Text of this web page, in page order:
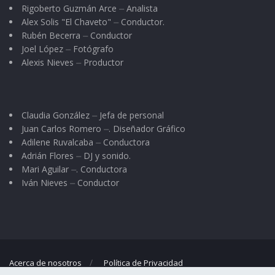
acontecimiento.
Me siento junto al portal redondo y trato de
provocar que me llegue el nombre de cómo se
sesentas. Observo la huaracherìa y zapatería La
Baratera, Telecable y Movistar, Dávalos en su
negocio de fotografía y video. Me aborda un
vecino para preguntarme qué estoy haciendo y
si ya abrió Coppel para dar el abono.
Rigoberto Guzmán Arce ⏤ Analista
Alex Solis "El Chaveto" ⏤ Conductor.
Rubén Becerra ⏤ Conductor
Joel López ⏤ Fotógrafo
Alexis Nieves ⏤ Productor
Claudia González ⏤ Jefa de personal
Juan Carlos Romero ⏤. Diseñador Gráfico
Adilene Ruvalcaba ⏤ Conductora
Adrián Flores ⏤ DJ y sonido.
Mari Aguilar ⏤. Conductora
Iván Nieves ⏤ Conductor
Acerca de nosotros Política de Privacidad